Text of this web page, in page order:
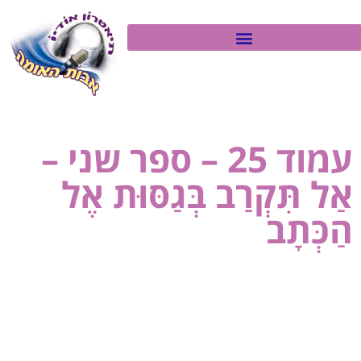
עמוד 25 – ספר שני –
אַל תִּקְרַב בְּגַסּוּת אֶל
הַכְּתָב